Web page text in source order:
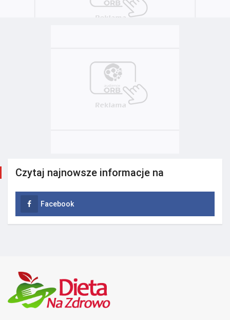
Czytaj najnowsze informacje na
Facebook